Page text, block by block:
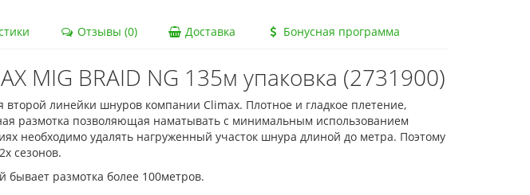
Отзывы (0) Доставка Бонусная программа
MIG BRAID NG 135м упаковка (2731900)
второй линейки шнуров компании Climax. Плотное и гладкое плетение,
размотка позволяющая наматывать с минимальным использованием
необходимо удалять нагруженный участок шнура длиной до метра. Поэтому
сезонов.
размотка более 100метров.